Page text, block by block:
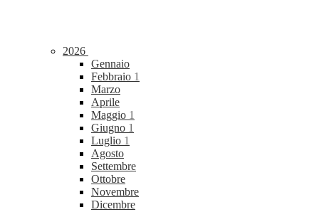
2026
Gennaio
Febbraio 1
Marzo
Aprile
Maggio 1
Giugno 1
Luglio 1
Agosto
Settembre
Ottobre
Novembre
Dicembre